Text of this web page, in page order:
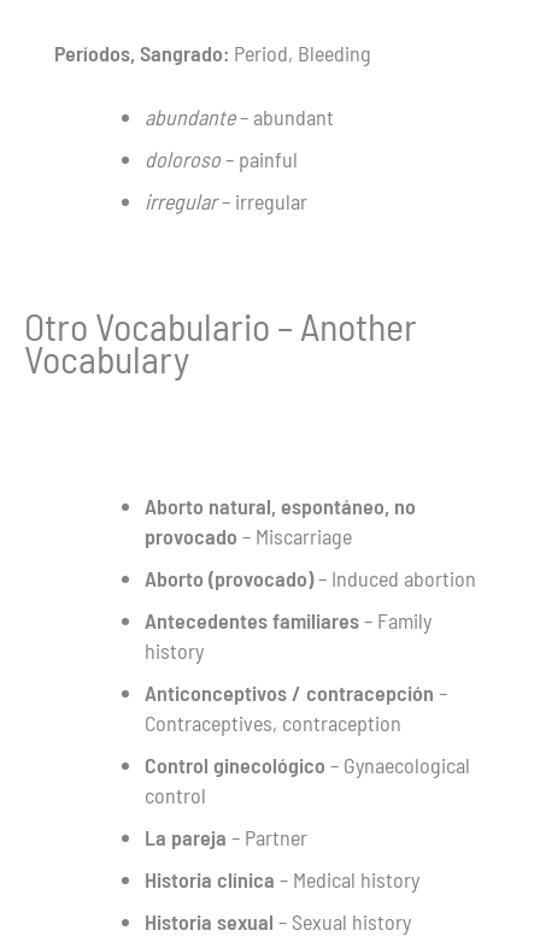
Períodos, Sangrado: Period, Bleeding
abundante– abundant
doloroso– painful
irregular– irregular
Otro Vocabulario – Another
Vocabulary
Aborto natural, espontáneo, no
provocado – Miscarriage
Aborto (provocado)– Induced abortion
Antecedentes familiares– Family
history
Anticonceptivos / contracepción –
Contraceptives, contraception
Control ginecológico – Gynaecological
control
La pareja – Partner
Historia clínica– Medical history
Historia sexual– Sexual history